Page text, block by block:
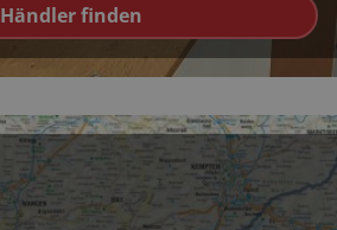
Händler finden